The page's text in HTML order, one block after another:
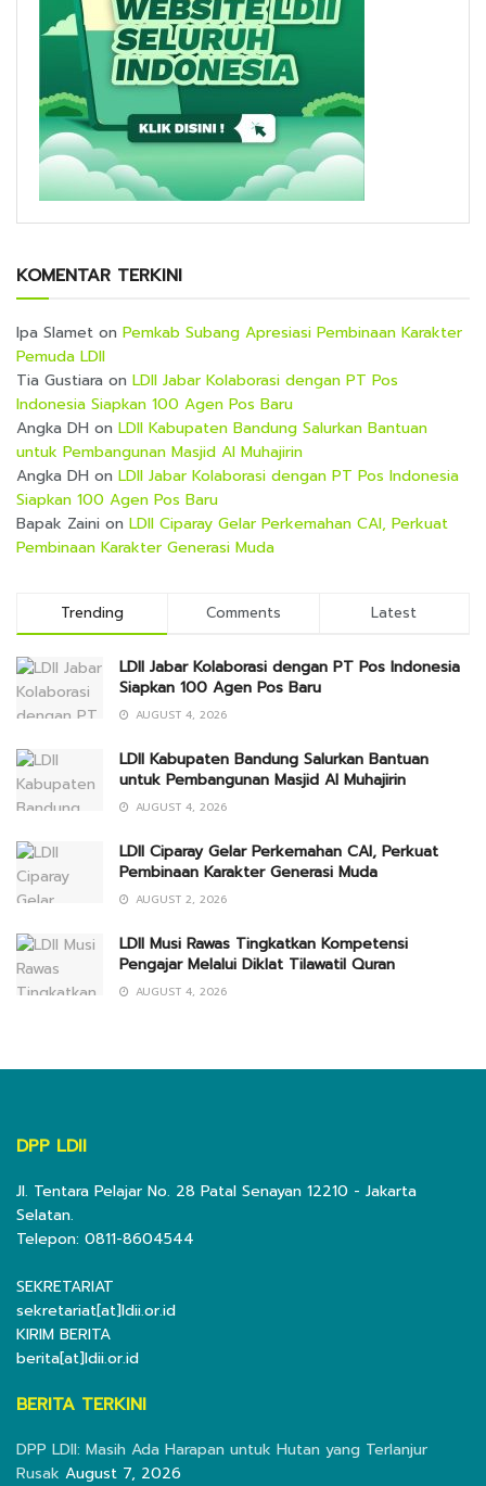
KOMENTAR TERKINI
Ipa Slamet on Pemkab Subang Apresiasi Pembinaan Karakter
Pemuda LDII
Tia Gustiara on LDII Jabar Kolaborasi dengan PT Pos
Indonesia Siapkan 100 Agen Pos Baru
Angka DH on LDII Kabupaten Bandung Salurkan Bantuan
untuk Pembangunan Masjid Al Muhajirin
Angka DH on LDII Jabar Kolaborasi dengan PT Pos Indonesia
Siapkan 100 Agen Pos Baru
Bapak Zaini on LDII Ciparay Gelar Perkemahan CAI, Perkuat
Pembinaan Karakter Generasi Muda
Trending Comments Latest
LDII Jabar Kolaborasi dengan PT Pos Indonesia
Siapkan 100 Agen Pos Baru
AUGUST 4, 2026
LDII Kabupaten Bandung Salurkan Bantuan
untuk Pembangunan Masjid Al Muhajirin
AUGUST 4, 2026
LDII Ciparay Gelar Perkemahan CAI, Perkuat
Pembinaan Karakter Generasi Muda
AUGUST 2, 2026
LDII Musi Rawas Tingkatkan Kompetensi
Pengajar Melalui Diklat Tilawatil Quran
AUGUST 4, 2026
DPP LDII
Jl. Tentara Pelajar No. 28 Patal Senayan 12210 - Jakarta
Selatan.
Telepon: 0811-8604544
SEKRETARIAT
sekretariat[at]ldii.or.id
KIRIM BERITA
berita[at]ldii.or.id
BERITA TERKINI
DPP LDII: Masih Ada Harapan untuk Hutan yang Terlanjur
Rusak August 7, 2026